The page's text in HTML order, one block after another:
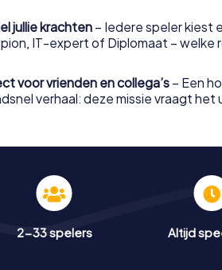
jullie krachten – Iedere speler kiest
IT-expert of Diplomaat – welke
voor vrienden en collega’s – Een
verhaal: deze missie vraagt het
2-33 spelers Altijd